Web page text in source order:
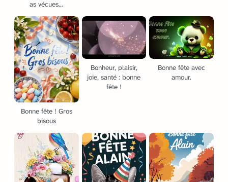
as vécues...
Bonne fête ! Gros
bisous
Bonheur, plaisir,
joie, santé : bonne
fête !
Bonne fête avec
amour.